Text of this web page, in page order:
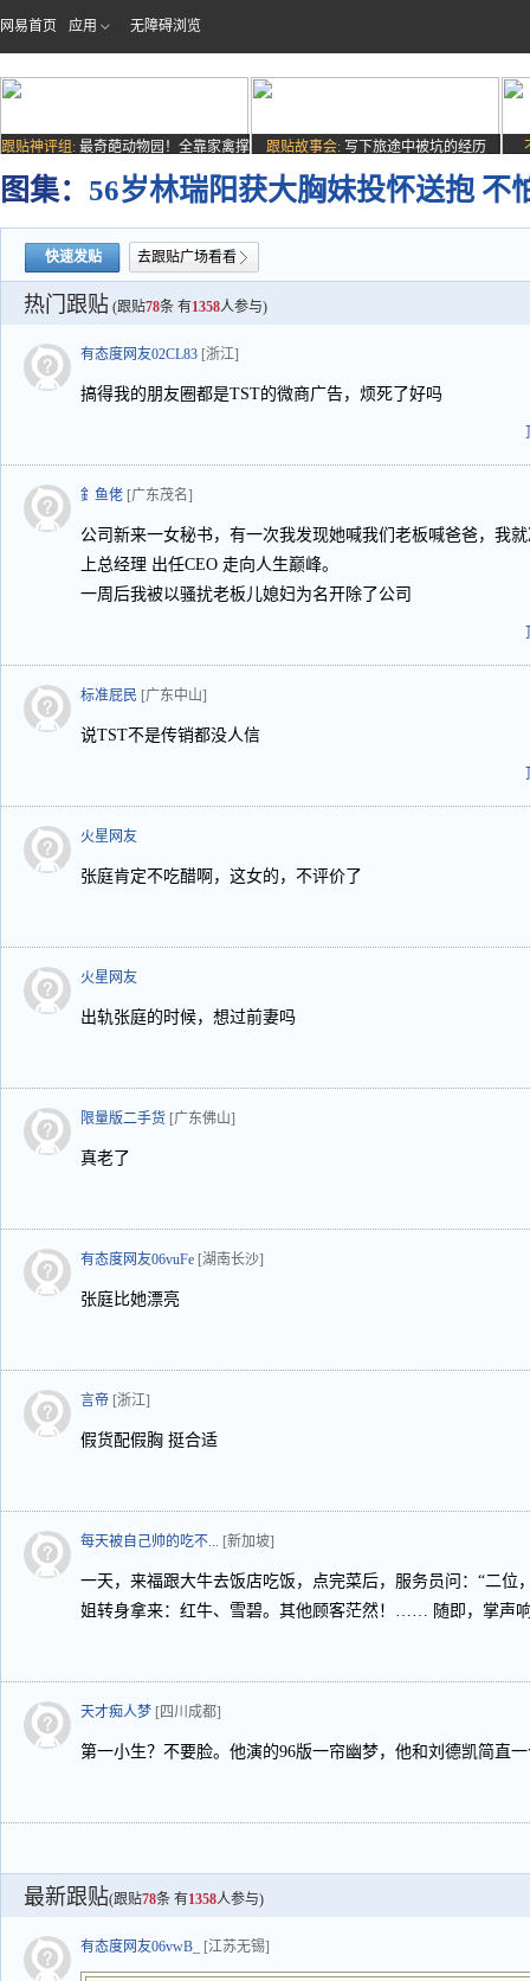
网易首页 应用 无障碍浏览
跟贴神评组: 最奇葩动物园！全靠家禽撑
场子
跟贴故事会: 写下旅途中被坑的经历
图集： 56岁林瑞阳获大胸妹投怀送抱 不
快速发贴 去跟贴广场看看
热门跟贴 (跟贴78条 有1358人参与)
有态度网友02CL83 [浙江]
搞得我的朋友圈都是TST的微商广告，烦死了好吗
釒鱼佬 [广东茂名]
公司新来一女秘书，有一次我发现她喊我们老板喊爸爸，我
上总经理 出任CEO 走向人生巅峰。
一周后我被以骚扰老板儿媳妇为名开除了公司
标准屁民 [广东中山]
说TST不是传销都没人信
火星网友
张庭肯定不吃醋啊，这女的，不评价了
火星网友
出轨张庭的时候，想过前妻吗
限量版二手货 [广东佛山]
真老了
有态度网友06vuFe [湖南长沙]
张庭比她漂亮
言帝 [浙江]
假货配假胸 挺合适
每天被自己帅的吃不... [新加坡]
一天，来福跟大牛去饭店吃饭，点完菜后，服务员问：“二位
姐转身拿来：红牛、雪碧。其他顾客茫然！…… 随即，掌声
天才痴人梦 [四川成都]
第一小生？不要脸。他演的96版一帘幽梦，他和刘德凯简直
最新跟贴(跟贴78条 有1358人参与)
有态度网友06vwB_ [江苏无锡]